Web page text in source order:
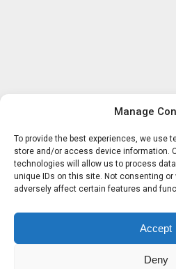
Manage
To provide the best experiences, we use
store and/or access device information.
technologies will allow us to process
unique IDs on this site. Not consenting
adversely affect certain features and
Accept
Deny